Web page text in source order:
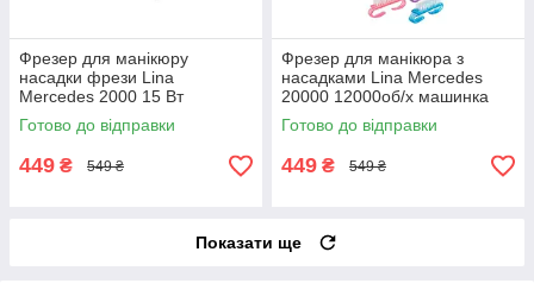
Фрезер для манікюру
насадки фрези Lina
Mercedes 2000 15 Вт
20000об/хв потужний
манікюрний фрейзер Ліна
Готово до відправки
449 ₴ 549 ₴
Фрезер для манікюра з
насадками Lina Mercedes
20000 12000об/х машинка
для нігтів шліфував лака Ліна
2000 гарантія
Готово до відправки
449 ₴ 549 ₴
Показати ще